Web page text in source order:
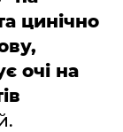
цинічно
очі на